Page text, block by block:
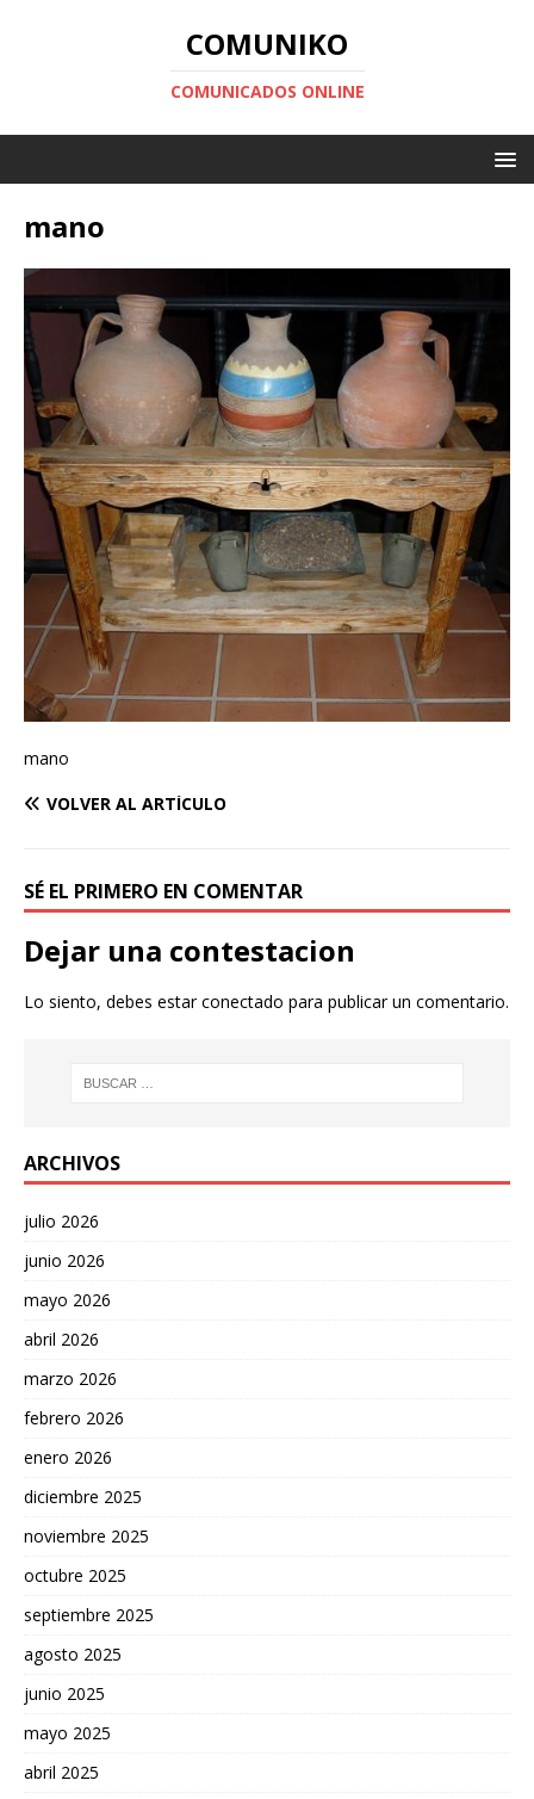
COMUNIKO
COMUNICADOS ONLINE
mano
mano
VOLVER AL ARTÍCULO
SÉ EL PRIMERO EN COMENTAR
Dejar una contestacion
Lo siento, debes estarconectado para publicar un comentario.
ARCHIVOS
julio 2026
junio 2026
mayo 2026
abril 2026
marzo 2026
febrero 2026
enero 2026
diciembre 2025
noviembre 2025
octubre 2025
septiembre 2025
agosto 2025
junio 2025
mayo 2025
abril 2025